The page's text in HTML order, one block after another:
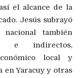
el alcance de la
Jesús subrayó
también
e indirectos,
local y
en Yaracuy y otras